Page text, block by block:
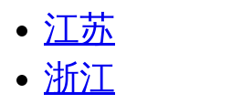
江苏
浙江